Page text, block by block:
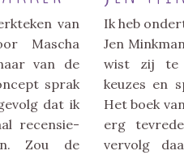
van
Mascha
van de
sprak
dat ik
recensie-
Zou de
Ik heb
Jen
wist zij te
keuzes en
Het boek
erg
vervolg